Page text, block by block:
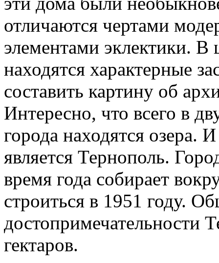
отличаются чертами
элементами эклектики. В
находятся характерные
составить картину об
Интересно, что всего в
города находятся озера.
является Тернополь.
время года собирает
строиться в 1951 году.
достопримечательности
гектаров.